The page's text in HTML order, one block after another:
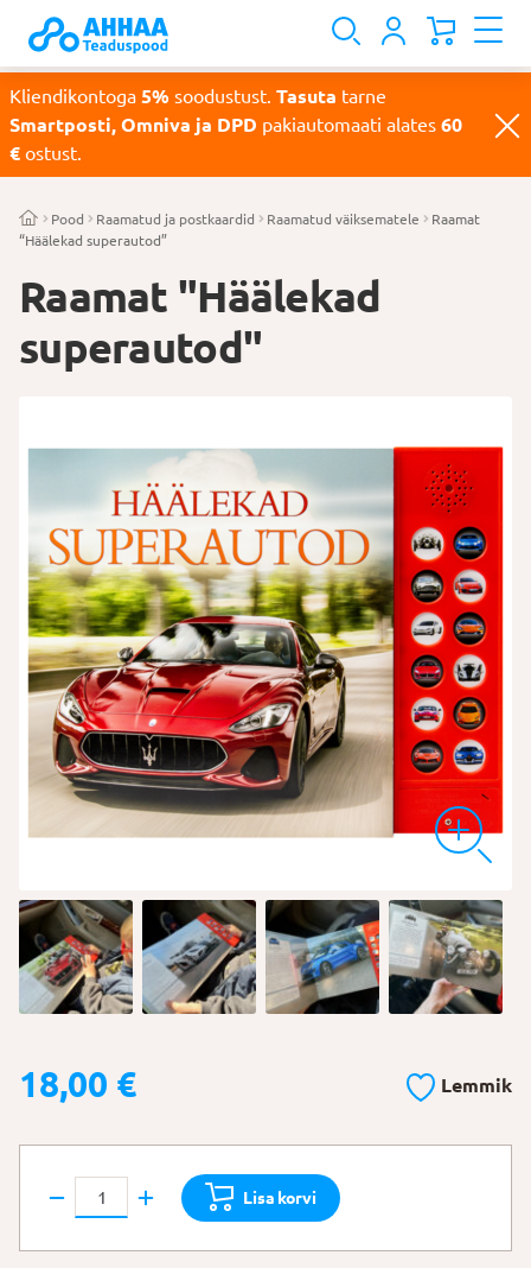
Kliendikontoga 5% soodustust. Tasuta tarne
Smartposti, Omniva ja DPD pakiautomaati alates 60
€ ostust.
Pood Raamatud ja postkaardid Raamatud väiksematele
Raamat
“Häälekad superautod”
Raamat "Häälekad
superautod"
18,00 € Lemmik
Raamat
"Häälekad
superautod"
Lisa korvi